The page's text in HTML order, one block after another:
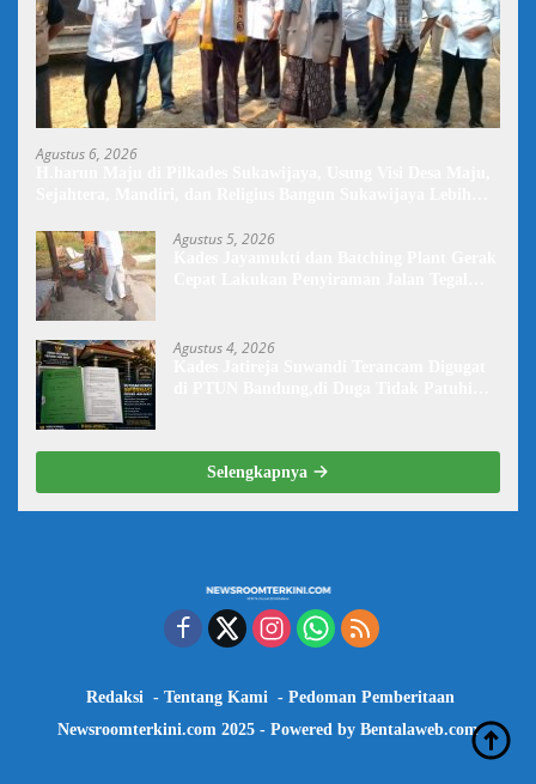
Agustus 6, 2026
Agustus 5, 2026
Agustus 4, 2026
Selengkapnya
Redaksi Tentang Kami
Pedoman Pemberitaan
Newsroomterkini.com 2025 - Powered by Bentalaweb.com